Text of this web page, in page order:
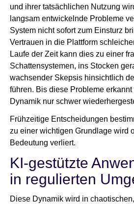
und ihrer tatsächlichen Nutzung
langsam entwickelnde Probleme
System nicht sofort zum Einsturz
Vertrauen in die Plattform
Laufe der Zeit kann dies zu einer
Schattensystemen, ins Stocken
wachsender Skepsis hinsichtlich
führen. Bis diese Probleme
Dynamik nur schwer
Frühzeitige Entscheidungen
zu einer wichtigen Grundlage wird
Bedeutung verliert.
KI-gestützte
in regulierten
Diese Dynamik wird in